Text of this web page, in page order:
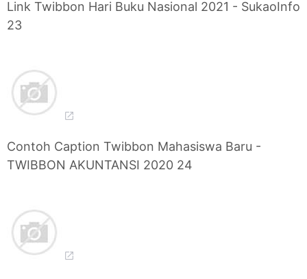
Link Twibbon Hari Buku Nasional 2021 - SukaoInfo
23
Contoh Caption Twibbon Mahasiswa Baru -
TWIBBON AKUNTANSI 2020 24